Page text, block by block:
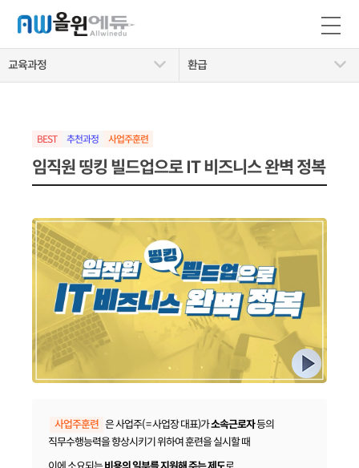
교육과정 환급
BEST 추천과정
임직원 띵킹 빌드업으로 IT 비즈니스 완벽 정복
은 사업주( = 사업장 대표)가소속근로자등의
직무수행능력을 향상시키기 위하여 훈련을 실시할 때